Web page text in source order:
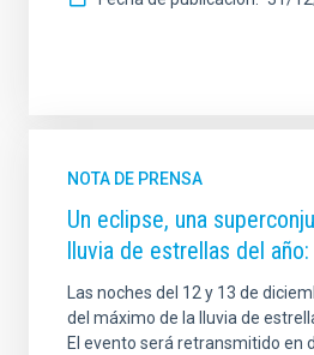
NOTA DE PRENSA
Un eclipse, una
lluvia de estrellas del
Las noches del 12 y 13 de
del máximo de la lluvia de
El evento será retransmitido en